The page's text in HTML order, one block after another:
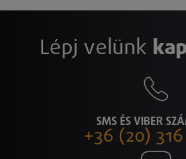
Lépj velünk
SMS ÉS VIBER
+36 (20)